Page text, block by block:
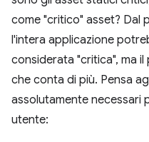
come "critico" asset? Dal
l'intera applicazione
considerata "critica", ma
che conta di più. Pensa
assolutamente necessari
utente: